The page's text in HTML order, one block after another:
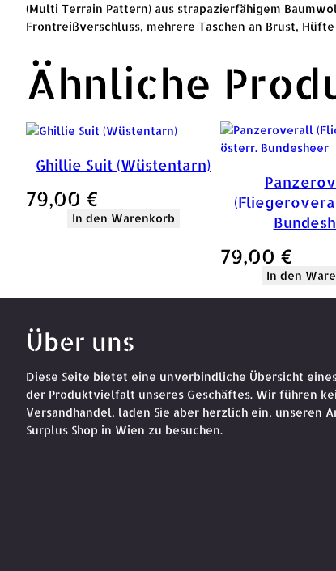
(Multi Terrain Pattern) aus strapazierfähigem
Frontreißverschluss, mehrere Taschen an Brust,
Ähnliche
Ghillie Suit (Wüstentarn)
79,00 €
In den Warenkorb
79,00 €
In den
Über uns
Diese Seite bietet eine unverbindliche Übersicht
der Produktvielfalt unseres Geschäftes. Wir führen
Versandhandel, laden Sie aber herzlich ein, unseren
Surplus Shop in Wien zu besuchen.